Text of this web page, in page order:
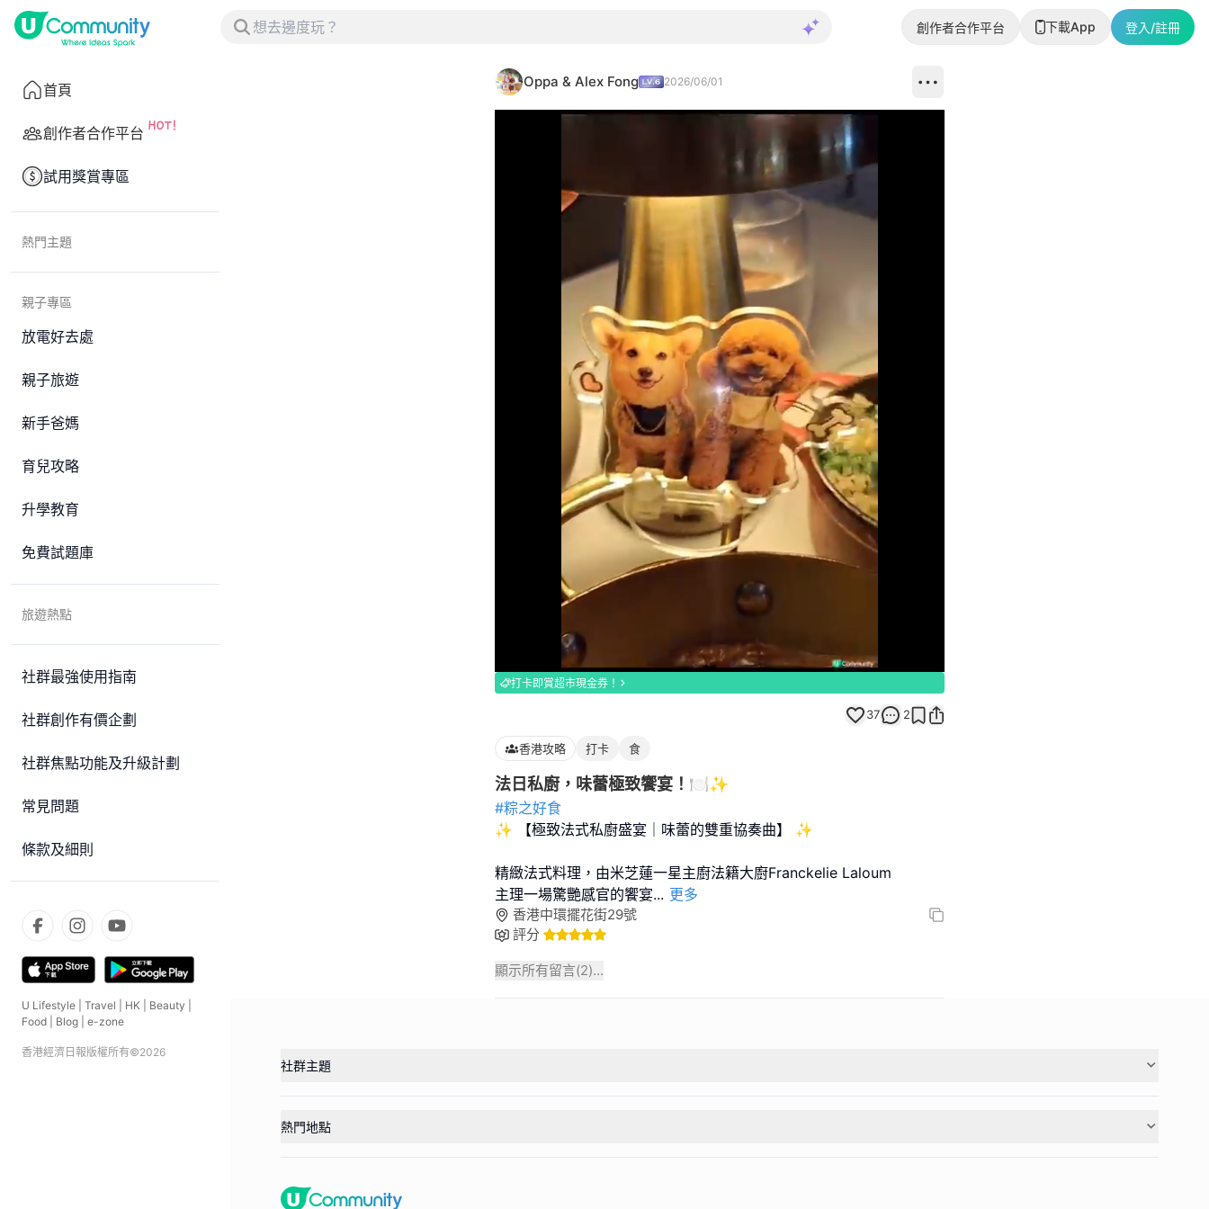
創作者合作平台 下載App 登入/註冊
首頁
創作者合作平台
試用獎賞專區
熱門主題
親子專區
放電好去處
親子旅遊
新手爸媽
育兒攻略
升學教育
免費試題庫
旅遊熱點
社群最強使用指南
社群創作有價企劃
社群焦點功能及升級計劃
常見問題
條款及細則
U Lifestyle Travel HK Beauty
Food
Blog e-zone
香港經濟日報版權所有©2026
Oppa & Alex Fong 2026/06/01
Loaded:
100.00%
打卡即賞超市現金券！
37 2
香港攻略 打卡 食
法日私廚，味蕾極致饗宴！🍽️✨
#粽之好食
✨ 【極致法式私廚盛宴｜味蕾的雙重協奏曲】 ✨
精緻法式料理，由米芝蓮一星主廚法籍大廚Franckelie Laloum
主理一場驚艷感官的饗宴... 更多
香港中環擺花街29號
評分
顯示所有留言(2)...
社群主題
熱門地點